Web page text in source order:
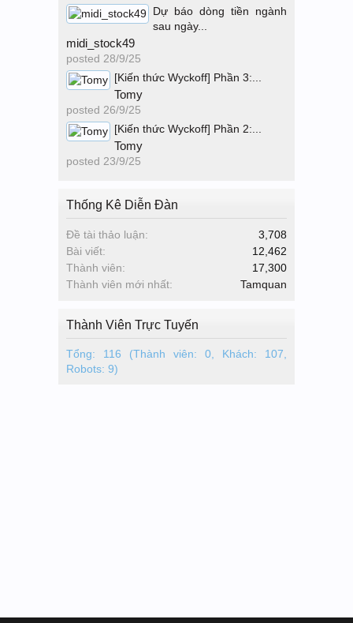
Dự báo dòng tiền ngành
sau ngày...
midi_stock49
posted 28/9/25
[Kiến thức Wyckoff] Phần 3:...
Tomy
posted 26/9/25
[Kiến thức Wyckoff] Phần 2:...
Tomy
posted 23/9/25
Thống Kê Diễn Đàn
Đề tài thảo luận:
3,708
Bài viết:
12,462
Thành viên:
17,300
Thành viên mới nhất:
Tamquan
Thành Viên Trực Tuyến
Tổng: 116 (Thành viên: 0, Khách: 107,
Robots: 9)